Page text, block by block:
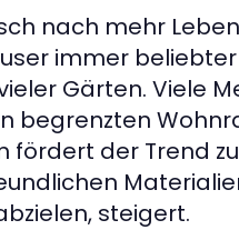
nach mehr
immer
Gärten. Viele
begrenzten
fördert der Trend
steigert.